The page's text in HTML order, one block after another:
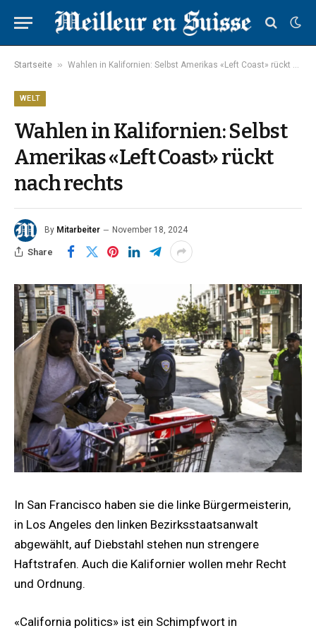
Startseite » Wahlen in Kalifornien: Selbst Amerikas «Left Coast» rückt nach rechts
WELT
Wahlen in Kalifornien: Selbst
Amerikas «Left Coast» rückt
nach rechts
By Mitarbeiter November 18, 2024
Share
In San Francisco haben sie die linke Bürgermeisterin,
in Los Angeles den linken Bezirksstaatsanwalt
abgewählt, auf Diebstahl stehen nun strengere
Haftstrafen. Auch die Kalifornier wollen mehr Recht
und Ordnung.
«California politics» ist ein Schimpfwort in